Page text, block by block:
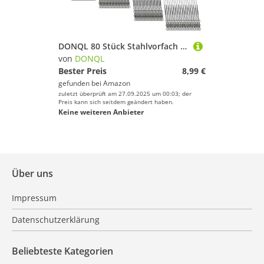
DONQL 80 Stück Stahlvorfach Hecht Angeln Set mit Wirbel & Karabiner, 4 Größen Vorfach Angeln Schwarz, 15/20/25/30cm Edelstahl Fischen Angelzubehör, Bissfeste Stahlvorfächer für Salzwasser Süßwasser
von DONQL
Bester Preis
8,99 €
gefunden bei Amazon
zuletzt überprüft am 27.09.2025 um 00:03; der
Preis kann sich seitdem geändert haben.
Keine weiteren Anbieter
Über uns
Impressum
Datenschutzerklärung
Beliebteste Kategorien